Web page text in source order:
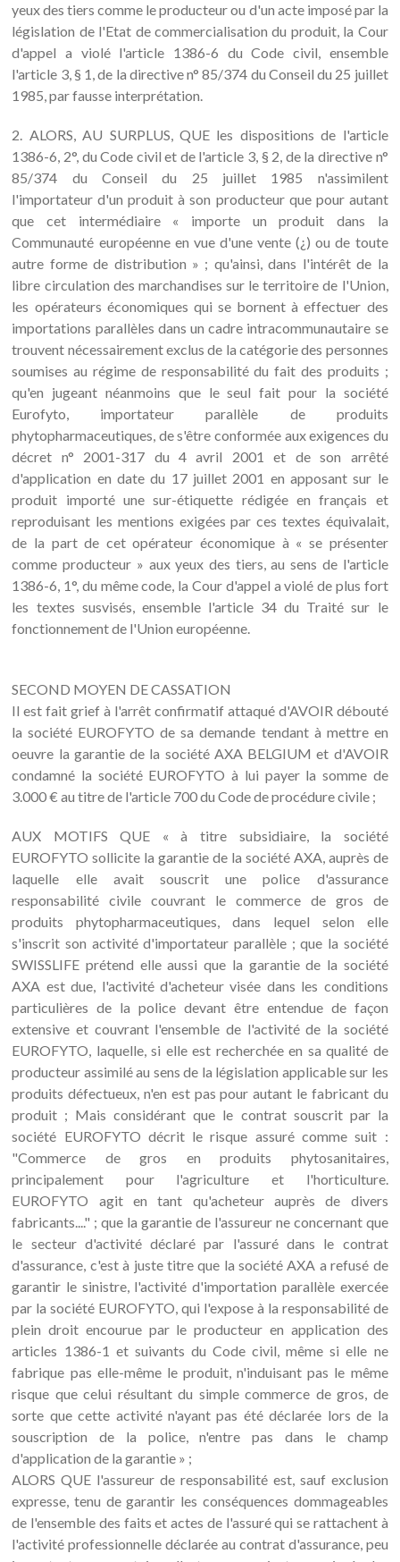
yeux des tiers comme le producteur ou d'un acte imposé par la
législation de l'Etat de commercialisation du produit, la Cour
d'appel a violé l'article 1386-6 du Code civil, ensemble
l'article 3, § 1, de la directive n° 85/374 du Conseil du 25 juillet
1985, par fausse interprétation.
2. ALORS, AU SURPLUS, QUE les dispositions de l'article
1386-6, 2°, du Code civil et de l'article 3, § 2, de la directive n°
85/374 du Conseil du 25 juillet 1985 n'assimilent
l'importateur d'un produit à son producteur que pour autant
que cet intermédiaire « importe un produit dans la
Communauté européenne en vue d'une vente (¿) ou de toute
autre forme de distribution » ; qu'ainsi, dans l'intérêt de la
libre circulation des marchandises sur le territoire de l'Union,
les opérateurs économiques qui se bornent à effectuer des
importations parallèles dans un cadre intracommunautaire se
trouvent nécessairement exclus de la catégorie des personnes
soumises au régime de responsabilité du fait des produits ;
qu'en jugeant néanmoins que le seul fait pour la société
Eurofyto, importateur parallèle de produits
phytopharmaceutiques, de s'être conformée aux exigences du
décret n° 2001-317 du 4 avril 2001 et de son arrêté
d'application en date du 17 juillet 2001 en apposant sur le
produit importé une sur-étiquette rédigée en français et
reproduisant les mentions exigées par ces textes équivalait,
de la part de cet opérateur économique à « se présenter
comme producteur » aux yeux des tiers, au sens de l'article
1386-6, 1°, du même code, la Cour d'appel a violé de plus fort
les textes susvisés, ensemble l'article 34 du Traité sur le
fonctionnement de l'Union européenne.
SECOND MOYEN DE CASSATION
Il est fait grief à l'arrêt confirmatif attaqué d'AVOIR débouté
la société EUROFYTO de sa demande tendant à mettre en
oeuvre la garantie de la société AXA BELGIUM et d'AVOIR
condamné la société EUROFYTO à lui payer la somme de
3.000 € au titre de l'article 700 du Code de procédure civile ;
AUX MOTIFS QUE « à titre subsidiaire, la société
EUROFYTO sollicite la garantie de la société AXA, auprès de
laquelle elle avait souscrit une police d'assurance
responsabilité civile couvrant le commerce de gros de
produits phytopharmaceutiques, dans lequel selon elle
s'inscrit son activité d'importateur parallèle ; que la société
SWISSLIFE prétend elle aussi que la garantie de la société
AXA est due, l'activité d'acheteur visée dans les conditions
particulières de la police devant être entendue de façon
extensive et couvrant l'ensemble de l'activité de la société
EUROFYTO, laquelle, si elle est recherchée en sa qualité de
producteur assimilé au sens de la législation applicable sur les
produits défectueux, n'en est pas pour autant le fabricant du
produit ; Mais considérant que le contrat souscrit par la
société EUROFYTO décrit le risque assuré comme suit :
"Commerce de gros en produits phytosanitaires,
principalement pour l'agriculture et l'horticulture.
EUROFYTO agit en tant qu'acheteur auprès de divers
fabricants...." ; que la garantie de l'assureur ne concernant que
le secteur d'activité déclaré par l'assuré dans le contrat
d'assurance, c'est à juste titre que la société AXA a refusé de
garantir le sinistre, l'activité d'importation parallèle exercée
par la société EUROFYTO, qui l'expose à la responsabilité de
plein droit encourue par le producteur en application des
articles 1386-1 et suivants du Code civil, même si elle ne
fabrique pas elle-même le produit, n'induisant pas le même
risque que celui résultant du simple commerce de gros, de
sorte que cette activité n'ayant pas été déclarée lors de la
souscription de la police, n'entre pas dans le champ
d'application de la garantie » ;
ALORS QUE l'assureur de responsabilité est, sauf exclusion
expresse, tenu de garantir les conséquences dommageables
de l'ensemble des faits et actes de l'assuré qui se rattachent à
l'activité professionnelle déclarée au contrat d'assurance, peu